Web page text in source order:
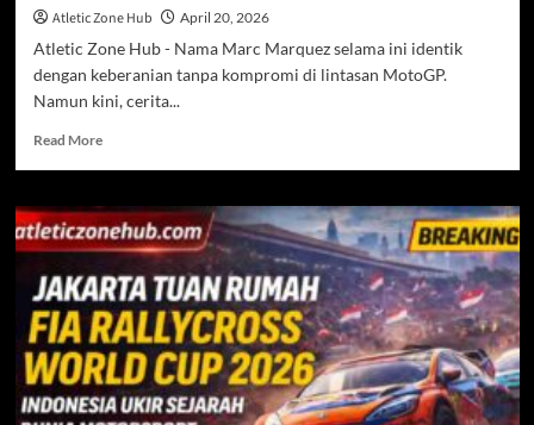
Atletic Zone Hub April 20, 2026
Atletic Zone Hub - Nama Marc Marquez selama ini identik
dengan keberanian tanpa kompromi di lintasan MotoGP.
Namun kini, cerita...
Read MoreRead
Marc
Marquez
Hadapi
Realita
Baru
dan
Masa
Depan
di
MotoGP